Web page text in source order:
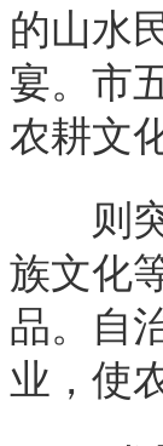
的山水
宴。市
农耕文
则突
族文化
品。自
业，使